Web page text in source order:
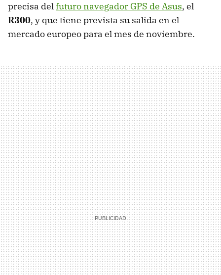
precisa delfuturo navegador GPS de Asus, el
R300, y que tiene prevista su salida en el
mercado europeo para el mes de noviembre.